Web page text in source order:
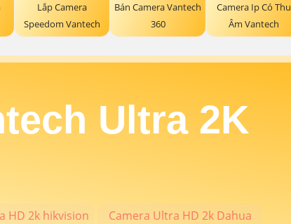
Lắp Camera
Speedom Vantech
Bán Camera Vantech
360
Camera Ip Có Thu
Âm Vantech
Ultra 2K
HD 2k hikvision Camera Ultra HD 2k Dahua